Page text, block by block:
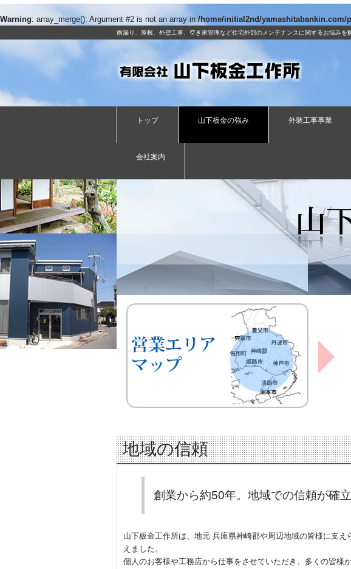
Warning: array_merge(): Argument #2 is not an array in/home/initial2nd/
雨漏り、屋根、外壁工事、空き家管理など住宅外部のメンテナンスに関するお悩みを
トップ 山下板金の強み 外装工事事業
会社案内
地域の信頼
創業から約50年。地域での信頼が確立
山下板金工作所は、地元 兵庫県神崎郡や周辺地域の皆様に支え
えました。
個人のお客様や工務店から仕事をさせていただき、多くの皆様